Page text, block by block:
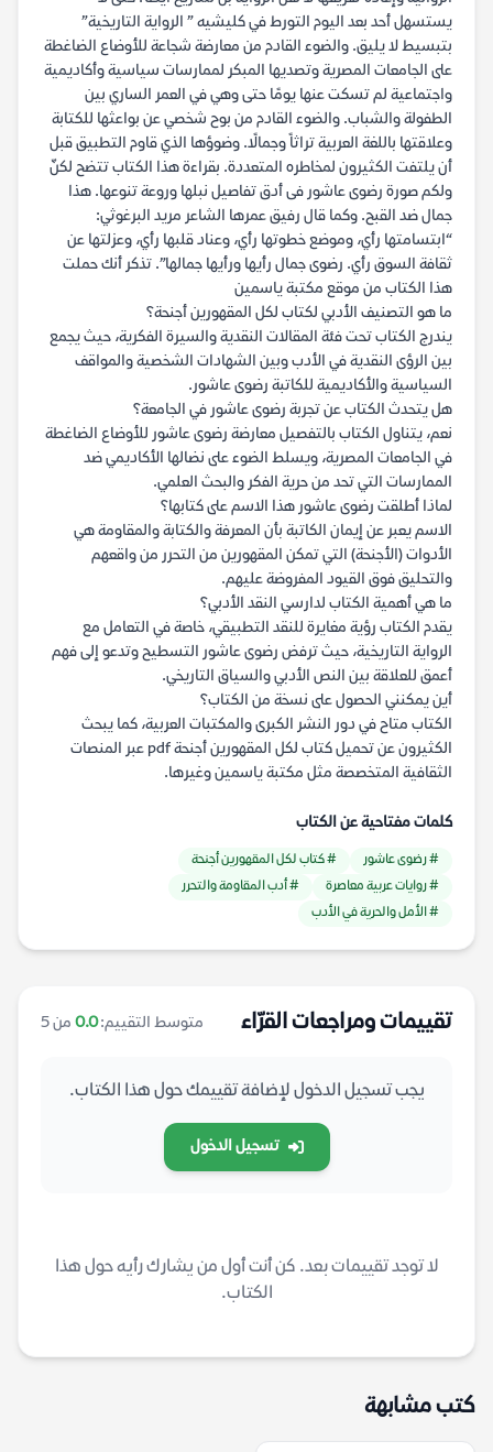
يستسهل أحد بعد اليوم التورط في كليشيه ” الرواية التاريخية”
بتبسيط لا يليق. والضوء القادم من معارضة شجاعة للأوضاع الضاغطة
على الجامعات المصرية وتصديها المبكر لممارسات سياسية وأكاديمية
واجتماعية لم تسكت عنها يومًا حتى وهي في العمر الساري بين
الطفولة والشباب. والضوء القادم من بوح شخصي عن بواعثها للكتابة
وعلاقتها باللغة العربية تراثاً وجمالًا. وضوؤها الذي قاوم التطبيق قبل
أن يلتفت الكثيرون لمخاطره المتعددة. بقراءة هذا الكتاب تتضح لكنّ
ولكم صورة رضوى عاشور فى أدق تفاصيل نبلها وروعة تنوعها. هذا
جمال ضد القبح. وكما قال رفيق عمرها الشاعر مريد البرغوثي:
“ابتسامتها رأي، وموضع خطوتها رأي، وعناد قلبها رأي، وعزلتها عن
ثقافة السوق رأي. رضوى جمال رأيها ورأيها جمالها”. تذكر أنك حملت
هذا الكتاب من موقع مكتبة ياسمين
ما هو التصنيف الأدبي لكتاب لكل المقهورين أجنحة؟
يندرج الكتاب تحت فئة المقالات النقدية والسيرة الفكرية، حيث يجمع
بين الرؤى النقدية في الأدب وبين الشهادات الشخصية والمواقف
السياسية والأكاديمية للكاتبة رضوى عاشور.
هل يتحدث الكتاب عن تجربة رضوى عاشور في الجامعة؟
نعم، يتناول الكتاب بالتفصيل معارضة رضوى عاشور للأوضاع الضاغطة
في الجامعات المصرية، ويسلط الضوء على نضالها الأكاديمي ضد
الممارسات التي تحد من حرية الفكر والبحث العلمي.
لماذا أطلقت رضوى عاشور هذا الاسم على كتابها؟
الاسم يعبر عن إيمان الكاتبة بأن المعرفة والكتابة والمقاومة هي
الأدوات (الأجنحة) التي تمكن المقهورين من التحرر من واقعهم
والتحليق فوق القيود المفروضة عليهم.
ما هي أهمية الكتاب لدارسي النقد الأدبي؟
يقدم الكتاب رؤية مغايرة للنقد التطبيقي، خاصة في التعامل مع
الرواية التاريخية، حيث ترفض رضوى عاشور التسطيح وتدعو إلى فهم
أعمق للعلاقة بين النص الأدبي والسياق التاريخي.
أين يمكنني الحصول على نسخة من الكتاب؟
الكتاب متاح في دور النشر الكبرى والمكتبات العربية، كما يبحث
الكثيرون عن تحميل كتاب لكل المقهورين أجنحة pdf عبر المنصات
الثقافية المتخصصة مثل مكتبة ياسمين وغيرها.
كلمات مفتاحية عن الكتاب
# رضوى عاشور
# كتاب لكل المقهورين أجنحة
# روايات عربية معاصرة
# أدب المقاومة والتحرر
# الأمل والحرية في الأدب
تقييمات ومراجعات القرّاء متوسط التقييم:0.0 من 5
يجب تسجيل الدخول لإضافة تقييمك حول هذا الكتاب.
تسجيل الدخول
لا توجد تقييمات بعد. كن أنت أول من يشارك رأيه حول هذا
الكتاب.
كتب مشابهة